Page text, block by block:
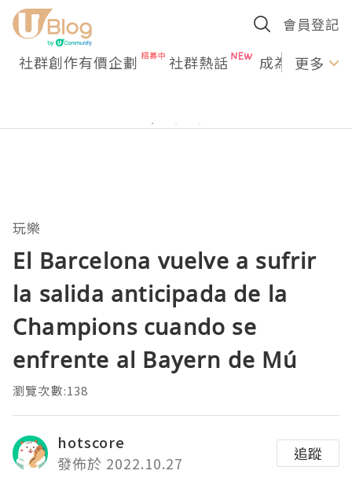
會員登記
社群創作有價企劃 社群熱話 成為U更多
玩樂
El Barcelona vuelve a sufrir
la salida anticipada de la
Champions cuando se
enfrente al Bayern de Mú
瀏覽次數:138
hotscore
發佈於 2022.10.27
追蹤